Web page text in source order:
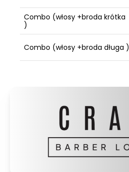
Combo (włosy +broda krótka
)
Combo (włosy +broda długa )